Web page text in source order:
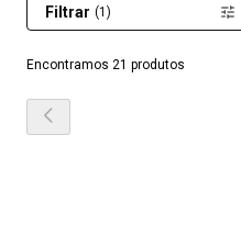
Encontramos 21 produtos
Filtrar (1)